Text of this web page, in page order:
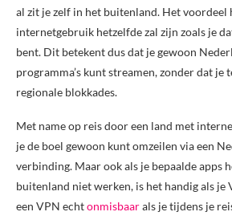
al zit je zelf in het buitenland. Het voordeel
internetgebruik hetzelfde zal zijn zoals je
bent. Dit betekent dus dat je gewoon
programma’s kunt streamen, zonder dat je
regionale blokkades.
Met name op reis door een land met
je de boel gewoon kunt omzeilen via een
verbinding. Maar ook als je bepaalde apps
buitenland niet werken, is het handig als je
een VPN echtonmisbaarals je tijdens je